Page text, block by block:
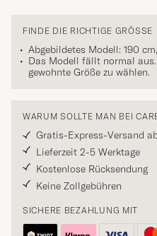
FINDE DIE RICHTIGE GRÖSSE
Abgebildetes Modell: 190
Das Modell fällt normal
gewohnte Größe zu wählen.
WARUM SOLLTE MAN BEI
Gratis-Express-Versand
Lieferzeit 2-5 Werktage
Kostenlose Rücksendung
Keine Zollgebühren
SICHERE BEZAHLUNG MIT